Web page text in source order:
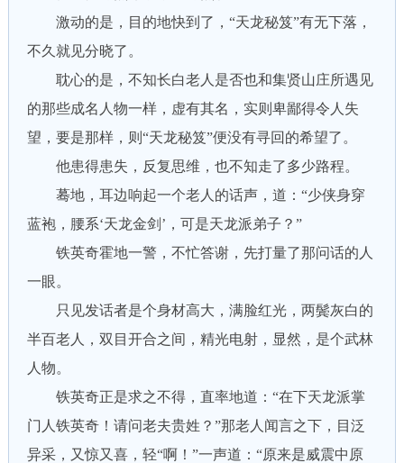
激动的是，目的地快到了，“天龙秘笈”有无下落，
不久就见分晓了。
耽心的是，不知长白老人是否也和集贤山庄所遇见
的那些成名人物一样，虚有其名，实则卑鄙得令人失
望，要是那样，则“天龙秘笈”便没有寻回的希望了。
他患得患失，反复思维，也不知走了多少路程。
蓦地，耳边响起一个老人的话声，道：“少侠身穿
蓝袍，腰系‘天龙金剑’，可是天龙派弟子？”
铁英奇霍地一警，不忙答谢，先打量了那问话的人
一眼。
只见发话者是个身材高大，满脸红光，两鬓灰白的
半百老人，双目开合之间，精光电射，显然，是个武林
人物。
铁英奇正是求之不得，直率地道：“在下天龙派掌
门人铁英奇！请问老夫贵姓？”那老人闻言之下，目泛
异采，又惊又喜，轻“啊！”一声道：“原来是威震中原